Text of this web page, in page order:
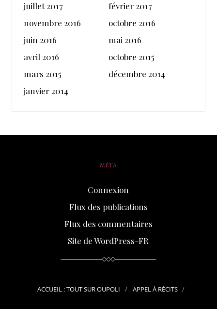
juillet 2017
février 2017
novembre 2016
octobre 2016
juin 2016
mai 2016
avril 2016
octobre 2015
mars 2015
décembre 2014
janvier 2014
MÉTA
Connexion
Flux des publications
Flux des commentaires
Site de WordPress-FR
ACCUEIL : TOUT SUR OUPOLI APPEL À RÉCITS